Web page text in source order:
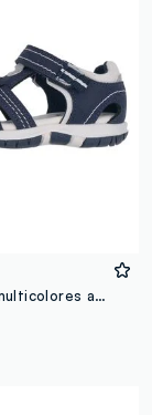
Sandales multicolores avec fermeture à scratch pour garçon